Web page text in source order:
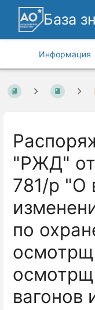
База
Информация
"РЖД"
781/р "О
по
вагонов